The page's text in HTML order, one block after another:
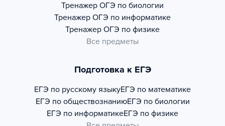
Тренажер ОГЭ по биологии
Тренажер ОГЭ по информатике
Тренажер ОГЭ по физике
Все предметы
Подготовка к ЕГЭ
ЕГЭ по русскому языкуЕГЭ по математике
ЕГЭ по обществознаниюЕГЭ по биологии
ЕГЭ по информатикеЕГЭ по физике